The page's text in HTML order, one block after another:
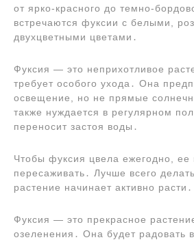
от ярко-красного до темно-
встречаются фуксии с белыми,
двухцветными цветами․
Фуксия ― это неприхотливое
требует особого ухода․ Она
освещение, но не прямые
также нуждается в регулярном
переносит застоя воды․
Чтобы фуксия цвела ежегодно, ее
пересаживать․ Лучше всего
растение начинает активно расти․
Фуксия ― это прекрасное
озеленения․ Она будет радовать